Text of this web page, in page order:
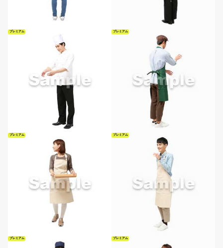
プレミアム プレミアム
プレミアム プレミアム
プレミアム プレミアム